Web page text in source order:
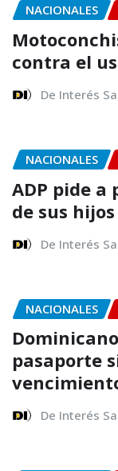
NACIONALES
contra el
De Interés
NACIONALES
ADP pide a
de sus
De Interés
NACIONALES
pasaporte
De Interés